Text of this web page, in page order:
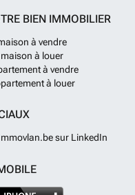
BIEN IMMOBILIER
à vendre
à louer
à vendre
à louer
sur LinkedIn